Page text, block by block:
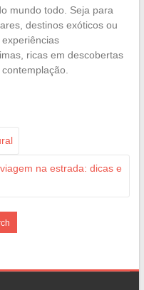
mundo todo. Seja para
destinos exóticos ou
ricas em descobertas
na estrada: dicas e